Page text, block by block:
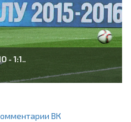
- 1:1..
ВК